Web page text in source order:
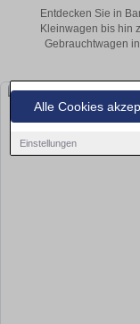
Alle Cookies
Einstellungen
Entdecken Sie in
Kleinwagen bis hin
Gebrauchtwagen